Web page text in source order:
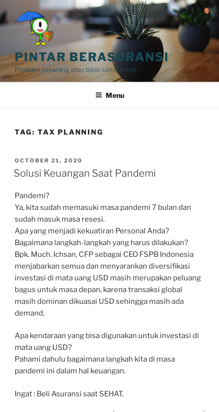
to
content
PINTAR BERASURANSI
Proteksi sekarang atau tidak sama sekali
Menu
TAG: TAX PLANNING
POSTED
ON
OCTOBER 21, 2020
Solusi Keuangan Saat Pandemi
Pandemi?
Ya, kita sudah memasuki masa pandemi 7 bulan dan
sudah masuk masa resesi.
Apa yang menjadi kekuatiran Personal Anda?
Bagaimana langkah-langkah yang harus dilakukan?
Bpk. Much. Ichsan, CFP sebagai CEO FSPB Indonesia
menjabarkan semua dan menyarankan diversifikasi
investasi di mata uang USD masih merupakan peluang
bagus untuk masa depan, karena transaksi global
masih dominan dikuasai USD sehingga masih ada
demand.
Apa kendaraan yang bisa digunakan untuk investasi di
mata uang USD?
Pahami dahulu bagaimana langkah kita di masa
pandemi ini dalam hal keuangan.
Ingat : Beli Asuransi saat SEHAT.